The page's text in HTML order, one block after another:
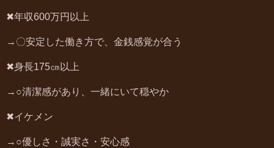
✖年収600万円以上
→〇安定した働き方で、金銭感覚が合う
✖身長175㎝以上
→○清潔感があり、一緒にいて穏やか
✖イケメン
→○優しさ・誠実さ・安心感